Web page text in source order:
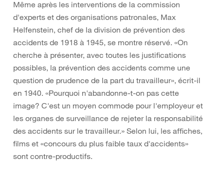
Même après les interventions de la commission
d'experts et des organisations patronales, Max
Helfenstein, chef de la division de prévention des
accidents de 1918 à 1945, se montre réservé. «On
cherche à présenter, avec toutes les justifications
possibles, la prévention des accidents comme une
question de prudence de la part du travailleur», écrit-il
en 1940. «Pourquoi n'abandonne-t-on pas cette
image? C'est un moyen commode pour l'employeur et
les organes de surveillance de rejeter la responsabilité
des accidents sur le travailleur.» Selon lui, les affiches,
films et «concours du plus faible taux d'accidents»
sont contre-productifs.